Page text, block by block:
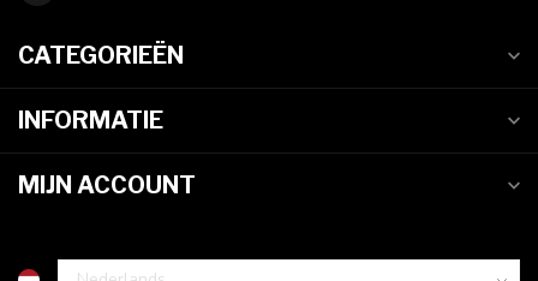
CATEGORIEËN
INFORMATIE
MIJN ACCOUNT